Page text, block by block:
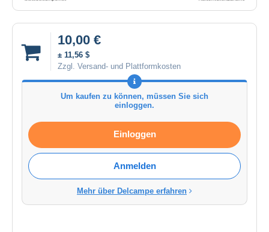
10,00 €
± 11,56 $
Zzgl. Versand- und Plattformkosten
Um kaufen zu können, müssen Sie sich
einloggen.
Einloggen
Anmelden
Mehr über Delcampe erfahren